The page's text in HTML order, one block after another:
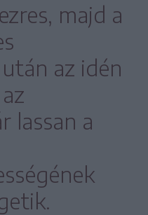
majd a
az idén
lassan a